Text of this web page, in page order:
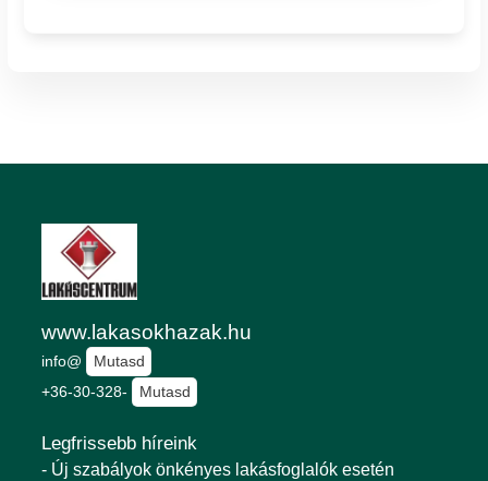
www.lakasokhazak.hu
info@
Mutasd
+36-30-328-
Mutasd
Legfrissebb híreink
- Új szabályok önkényes lakásfoglalók esetén